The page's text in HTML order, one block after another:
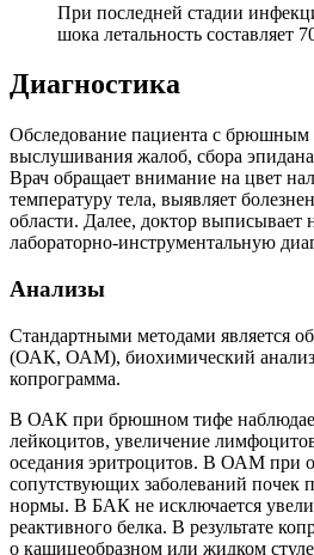
При последней стадии
шока летальность составляет
Диагностика
Обследование пациента с брюшным
выслушивания жалоб, сбора
Врач обращает внимание на цвет
температуру тела, выявляет
области. Далее, доктор выписывает
лабораторно-инструментальную
Анализы
Стандартными методами является
(ОАК, ОАМ), биохимический
копрограмма.
В ОАК при брюшном тифе
лейкоцитов, увеличение
оседания эритроцитов. В ОАМ при
сопутствующих заболеваний почек
нормы. В БАК не исключается
реактивного белка. В результате
о кашицеобразном или жидком стуле